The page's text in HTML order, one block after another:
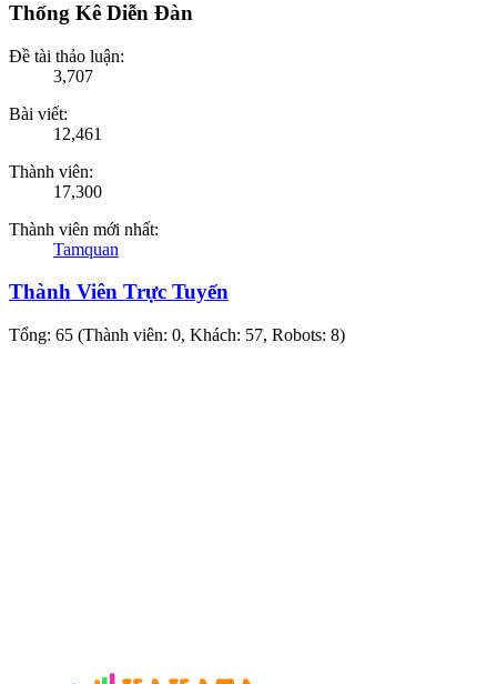
Thống Kê Diễn Đàn
Đề tài thảo luận:
3,707
Bài viết:
12,461
Thành viên:
17,300
Thành viên mới nhất:
Tamquan
Thành Viên Trực Tuyến
Tổng: 65 (Thành viên: 0, Khách: 57, Robots: 8)